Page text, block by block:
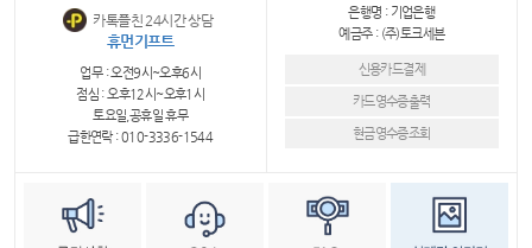
카톡플친 24시간 상담
휴먼기프트
업무 : 오전9시~오후6시
점심 : 오후12시~오후1시
토요일,공휴일 휴무
급한연락 : 010-3336-1544
은행명 : 기업은행
예금주 : (주)토크세븐
신용카드결제
카드영수증출력
현금영수증조회